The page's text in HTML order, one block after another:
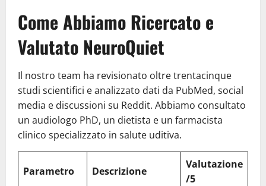
Come Abbiamo Ricercato e
Valutato NeuroQuiet
Il nostro team ha revisionato oltre trentacinque
studi scientifici e analizzato dati da PubMed, social
media e discussioni su Reddit. Abbiamo consultato
un audiologo PhD, un dietista e un farmacista
clinico specializzato in salute uditiva.
Parametro Descrizione
Valutazione
/5